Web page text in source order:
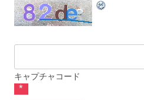
キャプチャコード
*